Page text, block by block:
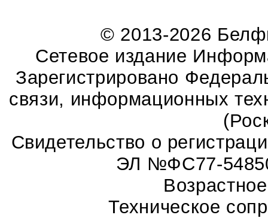
© 2013-2026
Сетевое издание
Зарегистрировано
связи, информационных
Свидетельство о
ЭЛ №ФС77-
Техническое